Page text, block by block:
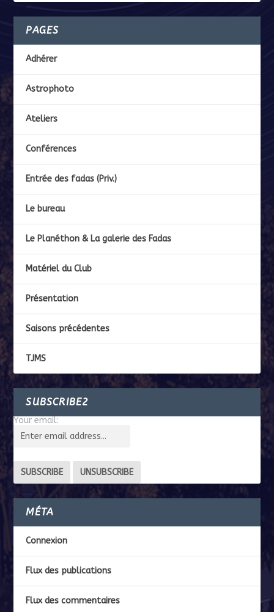
PAGES
Adhérer
Astrophoto
Ateliers
Conférences
Entrée des fadas (Priv.)
Le bureau
Le Planéthon & La galerie des Fadas
Matériel du Club
Présentation
Saisons précédentes
TJMS
SUBSCRIBE2
Your email:
MÉTA
Connexion
Flux des publications
Flux des commentaires